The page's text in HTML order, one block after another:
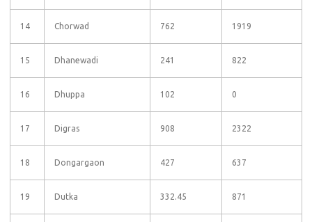
14 Chorwad 762 1919
15 Dhanewadi 241 822
16 Dhuppa 102 0
17 Digras 908 2322
18 Dongargaon 427 637
19 Dutka 332.45 871